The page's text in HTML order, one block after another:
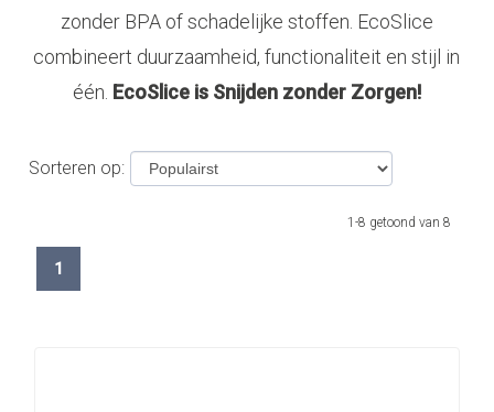
zonder BPA of schadelijke stoffen. EcoSlice
combineert duurzaamheid, functionaliteit en stijl in
één. EcoSlice is Snijden zonder Zorgen!
Sorteren op:
1-8 getoond van 8
1